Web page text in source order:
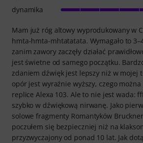
Mam już róg altowy wyprodukowany w
hmta-hmta-mhtatatata. Wymagało to
zanim zawory zaczęły działać
jest świetne od samego początku.
zdaniem dźwięk jest lepszy niż w mojej
opór jest wyraźnie wyższy, czego
replice Alexa 103. Ale to nie jest wada:
szybko w dźwiękową nirwanę. Jako
solowe fragmenty Romantyków
poczułem się bezpieczniej niż na
przyzwyczajony od ponad 10 lat. Jak
dynamika